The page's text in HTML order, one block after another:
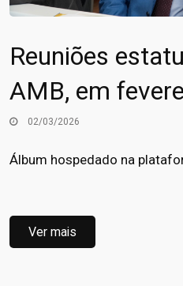
Reuniões
AMB, em
02/03/2026
Álbum hospedado na
Ver mais